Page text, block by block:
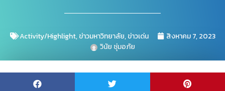
Activity/Highlight,ข่าวมหาวิทยาลัย,ข่าวเด่น
สิงหาคม 7, 2023
วินัย ชุ่มอภัย